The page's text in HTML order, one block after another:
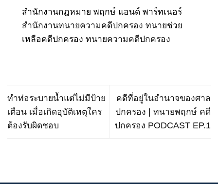
สำนักงานกฎหมาย พฤกษ์ แอนด์ พาร์ทเนอร์
สำนักงานทนายความคดีปกครอง ทนายช่วย
เหลือคดีปกครอง ทนายความคดีปกครอง
ทำท่อระบายน้ำแต่ไม่มีป้าย
เตือน เมื่อเกิดอุบัติเหตุใคร
ต้องรับผิดชอบ
คดีที่อยู่ในอำนาจของศาล
ปกครอง | ทนายพฤกษ์ คดี
ปกครอง PODCAST EP.1